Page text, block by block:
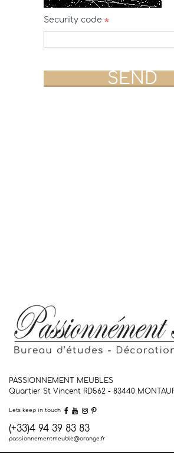
Security code
PASSIONNEMENT MEUBLES
Quartier St Vincent RD562 - 83440
Let's keep in touch
(+33)4 94 39 83 83
passionnementmeuble@orange.fr